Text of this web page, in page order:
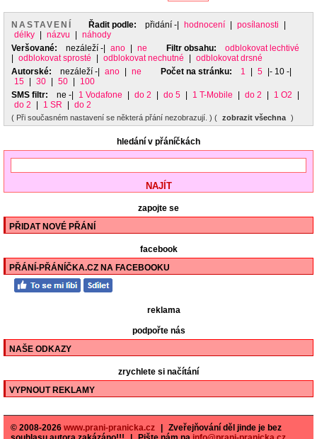
NASTAVENÍ Řadit podle: přidání -| hodnocení posílanosti
délky
názvu
náhody
Veršované:
nezáleží -| ano ne Filtr obsahu:
odblokovat lechtivé
odblokovat sprosté odblokovat nechutné
odblokovat drsné
Autorské:
nezáleží -| ano ne Počet na stránku: 1 5
|- 10 -|
15
30 50
100
SMS filtr:
ne -| 1 Vodafone do 2 do 5 1 T-Mobile do 2 1 O2
do 2
1 SR do 2
( Při současném nastavení se některá přání nezobrazují. ) ( zobrazit všechna )
hledání v přáníčkách
zapojte se
PŘIDAT NOVÉ PŘÁNÍ
facebook
PŘÁNÍ-PŘÁNÍČKA.CZ NA FACEBOOKU
reklama
podpořte nás
NAŠE ODKAZY
zrychlete si načítání
VYPNOUT REKLAMY
© 2008-2026 www.prani-pranicka.cz
Zveřejňování děl jinde je bez